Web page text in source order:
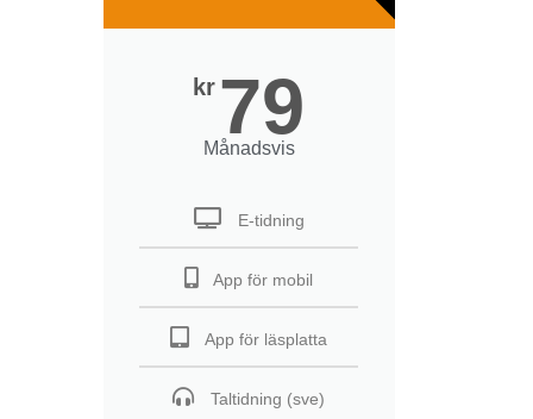
kr 79
Månadsvis
E-tidning
App för mobil
App för läsplatta
Taltidning (sve)